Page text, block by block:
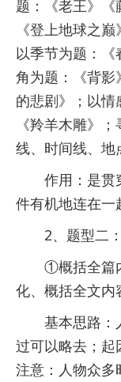
题：《老王》《
《登上地球之
以季节为题：
角为题：《背影
的悲剧》；以情
《羚羊木雕》
线、时间线、地
作用：是贯
件有机地连在一
2、题型二：
①概括全篇内
化、概括全文内
基本思路：
过可以略去；起
注意：人物众多